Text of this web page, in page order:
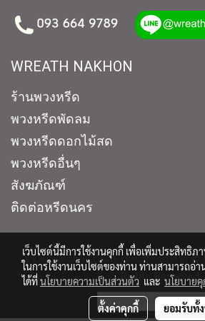
WREATH NAKHON
ร้านพวงหรีด
พวงหรีดพัดลม
พวงหรีดดอกไม้สด
พวงหรีดอื่นๆ
สังฆภัณฑ์
ติดต่อหรีดนคร
ร้านพวงหรีด หรีดนคร นครศรีธรรมราช
Rights Reserved
ผู้เข้าชมวันนี้
เว็บไซต์นี้มีการใช้งานคุกกี้ เพื่อเพิ่มประสิทธิ
ในการใช้งานเว็บไซต์ของท่าน ท่านสามารถอ่า
ได้ที่นโยบายความเป็นส่วนตัว และ นโยบายคุ
ตั้งค่าคุกกี้ ยอมรับทั้